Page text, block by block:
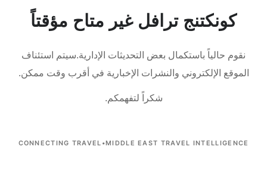
كونكتنج ترافل غير متاح مؤقتاً
نقوم حالياً باستكمال بعض التحديثات الإدارية.سيتم استئناف
الموقع الإلكتروني والنشرات الإخبارية في أقرب وقت ممكن.
شكراً لتفهمكم.
CONNECTING TRAVEL •MIDDLE EAST TRAVEL INTELLIGENCE